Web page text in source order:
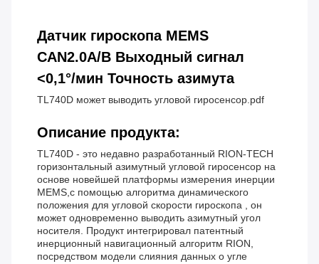
Датчик гироскопа MEMS
CAN2.0A/B Выходный сигнал
<0,1°/мин Точность азимута
TL740D может выводить угловой гиросенсор.pdf
Описание продукта:
TL740D - это недавно разработанный RION-TECH
горизонтальный азимутный угловой гиросенсор на
основе новейшей платформы измерения инерции
MEMS,с помощью алгоритма динамического
положения для угловой скорости гироскопа , он
может одновременно выводить азимутный угол
носителя. Продукт интегрировал патентный
инерционный навигационный алгоритм RION,
посредством модели слияния данных о угле